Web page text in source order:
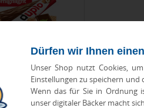
Dürfen wir Ihnen
Unser Shop nutzt Cookies,
Einstellungen zu speichern und
Wenn das für Sie in Ordnung
unser digitaler Bäcker macht
duplo 1er duplo